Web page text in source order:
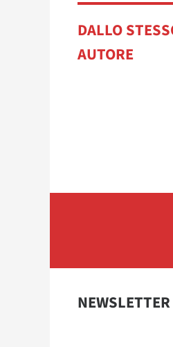
DALLO
AUTORE
NEWSLETTER